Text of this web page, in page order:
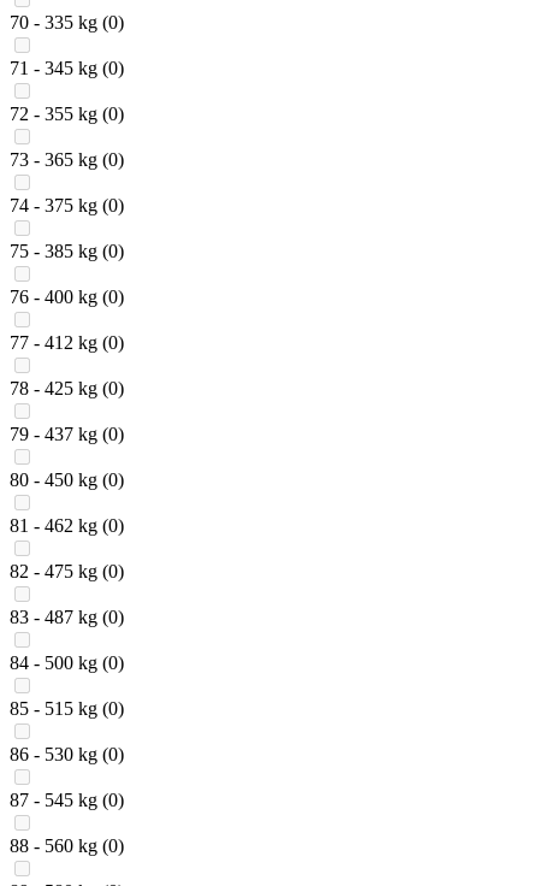
70 - 335 kg (0)
71 - 345 kg (0)
72 - 355 kg (0)
73 - 365 kg (0)
74 - 375 kg (0)
75 - 385 kg (0)
76 - 400 kg (0)
77 - 412 kg (0)
78 - 425 kg (0)
79 - 437 kg (0)
80 - 450 kg (0)
81 - 462 kg (0)
82 - 475 kg (0)
83 - 487 kg (0)
84 - 500 kg (0)
85 - 515 kg (0)
86 - 530 kg (0)
87 - 545 kg (0)
88 - 560 kg (0)